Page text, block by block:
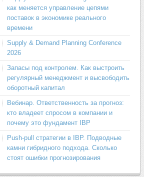
как меняется управление цепями
поставок в экономике реального
времени
Supply & Demand Planning Conference
2026
Запасы под контролем. Как выстроить
регулярный менеджмент и высвободить
оборотный капитал
Вебинар. Ответственность за прогноз:
кто владеет спросом в компании и
почему это фундамент IBP
Push-pull стратегии в IBP. Подводные
камни гибридного подхода. Сколько
стоят ошибки прогнозирования